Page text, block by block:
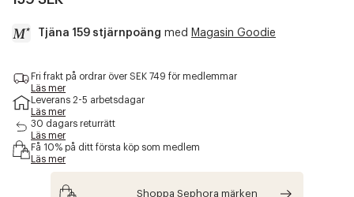
samma
Tjäna 159 stjärnpoäng med Magasin Goodie
c
c
e
s
s
i
Fri frakt på ordrar över SEK 749 för medlemmar
Läs mer
Leverans 2-5 arbetsdagar
Läs mer
30 dagars returrätt
Läs mer
Få 10% på ditt första köp som medlem
Läs mer
Shoppa Sephora märken